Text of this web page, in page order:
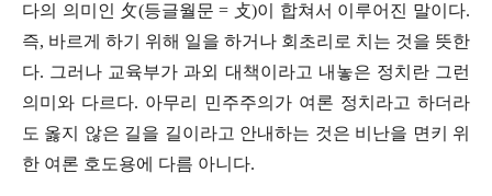
다의 의미인 攵(등글월문= 攴)이 합쳐서 이루어진 말이다.
즉, 바르게 하기 위해 일을 하거나 회초리로 치는 것을 뜻한
다. 그러나 교육부가 과외 대책이라고 내놓은 정치란 그런
의미와 다르다. 아무리 민주주의가 여론 정치라고 하더라
도 옳지 않은 길을 길이라고 안내하는 것은 비난을 면키 위
한 여론 호도용에 다름 아니다.